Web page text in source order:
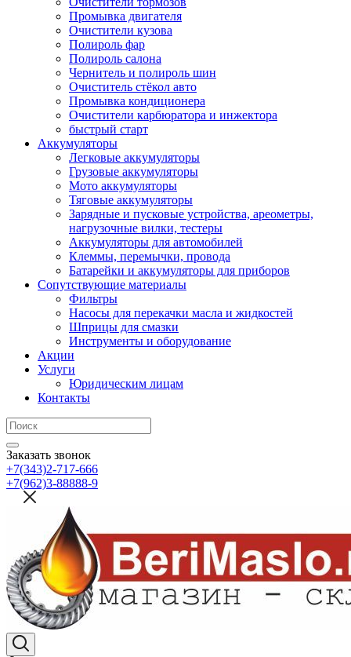
Промывка двигателя
Очистители кузова
Полироль фар
Полироль салона
Чернитель и полироль шин
Очиститель стёкол авто
Промывка кондиционера
Очистители карбюратора и инжектора
быстрый старт
Аккумуляторы
Легковые аккумуляторы
Грузовые аккумуляторы
Мото аккумуляторы
Тяговые аккумуляторы
Зарядные и пусковые устройства, ареометры,
нагрузочные вилки, тестеры
Аккумуляторы для автомобилей
Клеммы, перемычки, провода
Батарейки и аккумуляторы для приборов
Сопутствующие материалы
Фильтры
Насосы для перекачки масла и жидкостей
Шприцы для смазки
Инструменты и оборудование
Акции
Услуги
Юридическим лицам
Контакты
Заказать звонок
+7(343)2-717-666
+7(962)3-88888-9